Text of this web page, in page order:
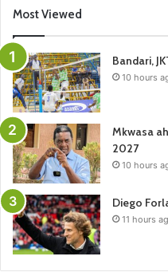
Most Viewed
Bandari,
10 hours
Mkwasa
2027
10 hours
Diego
11 hours